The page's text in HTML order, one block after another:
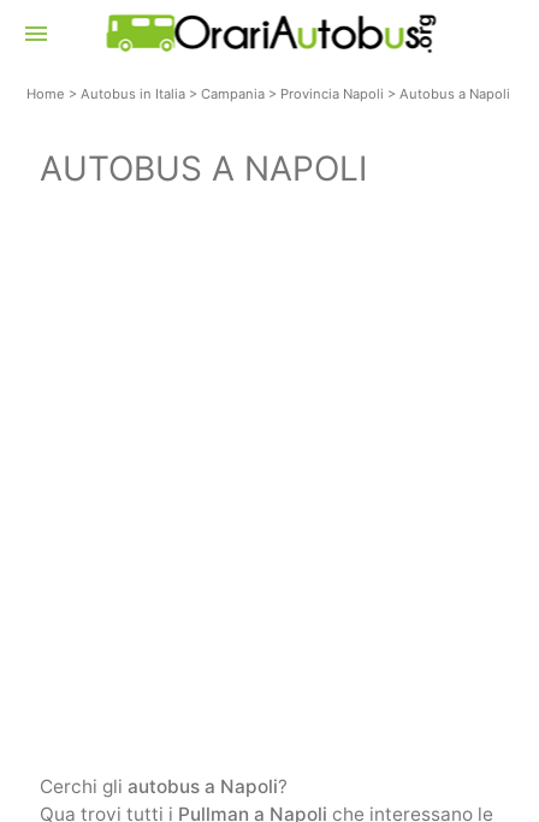
menu
Home >Autobus in Italia >Campania > Provincia Napoli >Autobus a Napoli
AUTOBUS A NAPOLI
Cerchi gli autobus a Napoli?
Qua trovi tutti i Pullman a Napoli che interessano le